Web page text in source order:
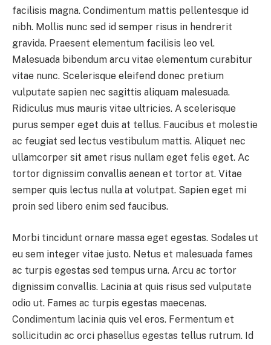
facilisis magna. Condimentum mattis pellentesque id
nibh. Mollis nunc sed id semper risus in hendrerit
gravida. Praesent elementum facilisis leo vel.
Malesuada bibendum arcu vitae elementum curabitur
vitae nunc. Scelerisque eleifend donec pretium
vulputate sapien nec sagittis aliquam malesuada.
Ridiculus mus mauris vitae ultricies. A scelerisque
purus semper eget duis at tellus. Faucibus et molestie
ac feugiat sed lectus vestibulum mattis. Aliquet nec
ullamcorper sit amet risus nullam eget felis eget. Ac
tortor dignissim convallis aenean et tortor at. Vitae
semper quis lectus nulla at volutpat. Sapien eget mi
proin sed libero enim sed faucibus.
Morbi tincidunt ornare massa eget egestas. Sodales ut
eu sem integer vitae justo. Netus et malesuada fames
ac turpis egestas sed tempus urna. Arcu ac tortor
dignissim convallis. Lacinia at quis risus sed vulputate
odio ut. Fames ac turpis egestas maecenas.
Condimentum lacinia quis vel eros. Fermentum et
sollicitudin ac orci phasellus egestas tellus rutrum. Id